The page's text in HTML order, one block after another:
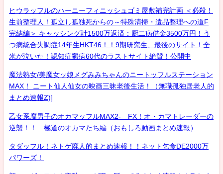
ヒウラッフルのハーニーフィニッシュゴミ屋敷補完計画 ＜必殺！
生前整理人！孤立し孤独死からの～特殊清掃・遺品整理への道F
完結編＞ キャッシング計1500万返済：厨二病借金3500万円！う
つ病統合失調症14年生HKT46！！9期研究生、最後のサイト！全
米が泣いた！認知症鬱病60代のラストサイト絶賛！公開中
魔法熟女/美魔女ッ娘メグみみちゃんのニートッフルステーション
MAX！ ニート仙人仙女の映画三昧老後生活！（無職孤独居老人的
まとめ速報Z)]
乙女系腐男子のオカマッフルMAX2- FX！オ・カマトレーダーの
逆襲！！ 極道のオカマたち編（おもしろ動画まとめ速報）
タダッフル！ネトゲ廃人的まとめ速報！！ネット乞食DE2000万
パワーズ！